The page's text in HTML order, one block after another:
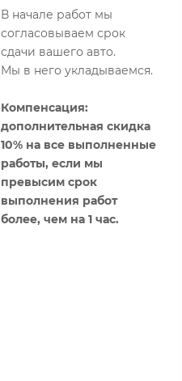
В начале работ мы
согласовываем срок
сдачи вашего авто.
Мы в него укладываемся.
Компенсация:
дополнительная скидка
10% на все выполненные
работы, если мы
превысим срок
выполнения работ
более, чем на 1 час.​